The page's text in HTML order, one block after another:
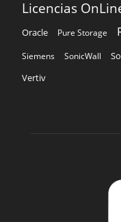
Licencias
Oracle Pure Storage
Siemens SonicWall
Vertiv